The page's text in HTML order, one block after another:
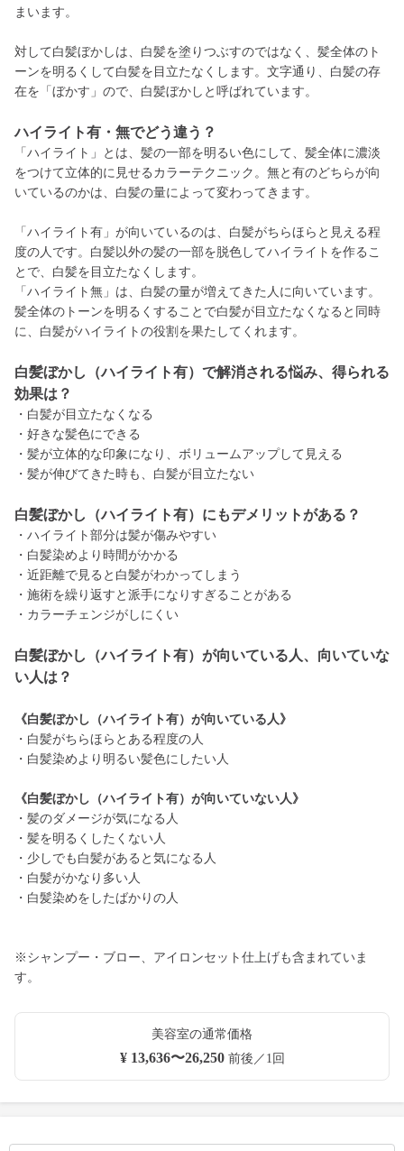
まいます。
対して白髪ぼかしは、白髪を塗りつぶすのではなく、髪全体のト
ーンを明るくして白髪を目立たなくします。文字通り、白髪の存
在を「ぼかす」ので、白髪ぼかしと呼ばれています。
ハイライト有・無でどう違う？
「ハイライト」とは、髪の一部を明るい色にして、髪全体に濃淡
をつけて立体的に見せるカラーテクニック。無と有のどちらが向
いているのかは、白髪の量によって変わってきます。
「ハイライト有」が向いているのは、白髪がちらほらと見える程
度の人です。白髪以外の髪の一部を脱色してハイライトを作るこ
とで、白髪を目立たなくします。
「ハイライト無」は、白髪の量が増えてきた人に向いています。
髪全体のトーンを明るくすることで白髪が目立たなくなると同時
に、白髪がハイライトの役割を果たしてくれます。
白髪ぼかし（ハイライト有）で解消される悩み、得られる
効果は？
・白髪が目立たなくなる
・好きな髪色にできる
・髪が立体的な印象になり、ボリュームアップして見える
・髪が伸びてきた時も、白髪が目立たない
白髪ぼかし（ハイライト有）にもデメリットがある？
・ハイライト部分は髪が傷みやすい
・白髪染めより時間がかかる
・近距離で見ると白髪がわかってしまう
・施術を繰り返すと派手になりすぎることがある
・カラーチェンジがしにくい
白髪ぼかし（ハイライト有）が向いている人、向いていな
い人は？
《白髪ぼかし（ハイライト有）が向いている人》
・白髪がちらほらとある程度の人
・白髪染めより明るい髪色にしたい人
《白髪ぼかし（ハイライト有）が向いていない人》
・髪のダメージが気になる人
・髪を明るくしたくない人
・少しでも白髪があると気になる人
・白髪がかなり多い人
・白髪染めをしたばかりの人
※シャンプー・ブロー、アイロンセット仕上げも含まれていま
す。
美容室の通常価格
¥ 13,636〜26,250前後／1回